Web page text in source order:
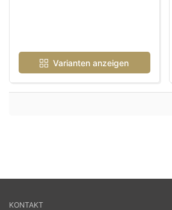
Varianten anzeigen
KONTAKT